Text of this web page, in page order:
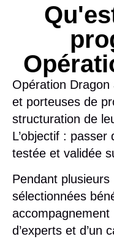
Opération Dragon
et porteuses de
structuration de
L’objectif : passer
testée et validée
Pendant
sélectionnées
accompagnement
d’experts et d’un